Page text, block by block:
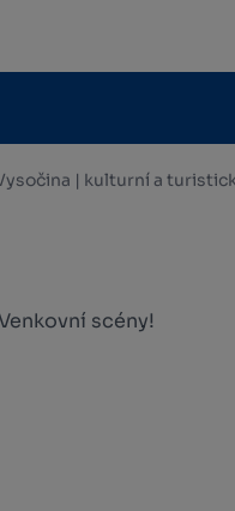
| kulturní a
scény!